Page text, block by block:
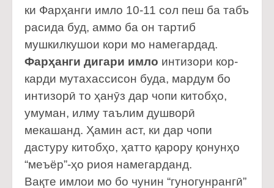
ки Фарҳанги имло 10-11 сол пеш ба табъ
расида буд, аммо ба он тартиб
мушкилкушои кори мо намегардад.
Фарҳанги дигари имло интизори кор-
карди мутахассисон буда, мардум бо
интизорӣ то ҳанӯз дар чопи китобҳо,
умуман, илму таълим душворӣ
мекашанд. Ҳамин аст, ки дар чопи
дастуру китобҳо, ҳатто қарору қонунҳо
“меъёр”-ҳо риоя намегарданд.
Вақте имлои мо бо чунин “гуногунрангӣ”